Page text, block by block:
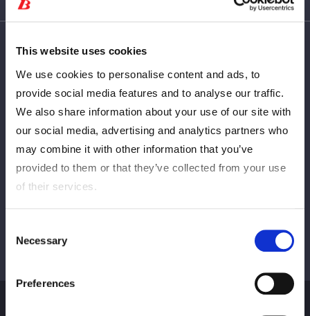
This website uses cookies
We use cookies to personalise content and ads, to
provide social media features and to analyse our traffic.
We also share information about your use of our site with
our social media, advertising and analytics partners who
may combine it with other information that you’ve
provided to them or that they’ve collected from your use
of their services.
Selection
Necessary
Preferences
PREV NEXT
VIEW ALL